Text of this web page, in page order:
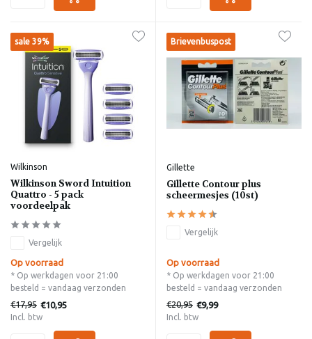
sale 39%
Wilkinson
Wilkinson Sword Intuition
Quattro - 5 pack
voordeelpak
Vergelijk
Op voorraad
* Op werkdagen voor 21:00
besteld = vandaag verzonden
€17,95 €10,95
Incl. btw
Brievenbuspost
Gillette
Gillette Contour plus
scheermesjes (10st)
Vergelijk
Op voorraad
* Op werkdagen voor 21:00
besteld = vandaag verzonden
€20,95 €9,99
Incl. btw